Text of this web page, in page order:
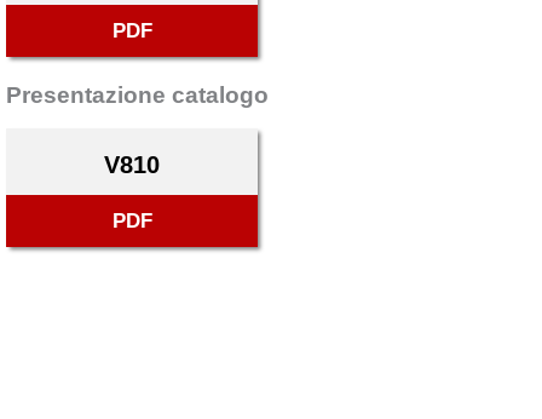
PDF
Presentazione catalogo
V810
PDF